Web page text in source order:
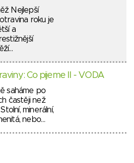
Nejlepší
roku je
a
Co pijeme II - VODA
saháme po
častěji než
Stolní, minerální,
nebo…